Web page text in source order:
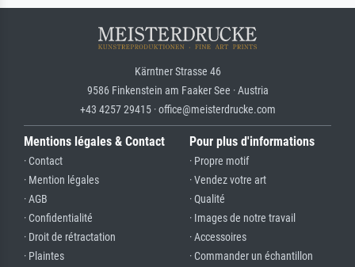
Kärntner Strasse 46
9586 Finkenstein am Faaker See · Austria
+43 4257 29415 · office@meisterdrucke.com
Mentions légales & Contact
· Contact
· Mention légales
· AGB
· Confidentialité
· Droit de rétractation
· Plaintes
Pour plus d'informations
· Propre motif
· Vendez votre art
· Qualité
· Images de notre travail
· Accessoires
· Commander un échantillon